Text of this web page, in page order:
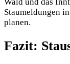
Staumeldungen
planen.
Fazit: